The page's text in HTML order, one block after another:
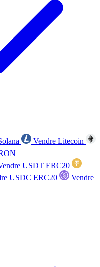
Vendre Litecoin
USDT ERC20
USDC ERC20
Vendre